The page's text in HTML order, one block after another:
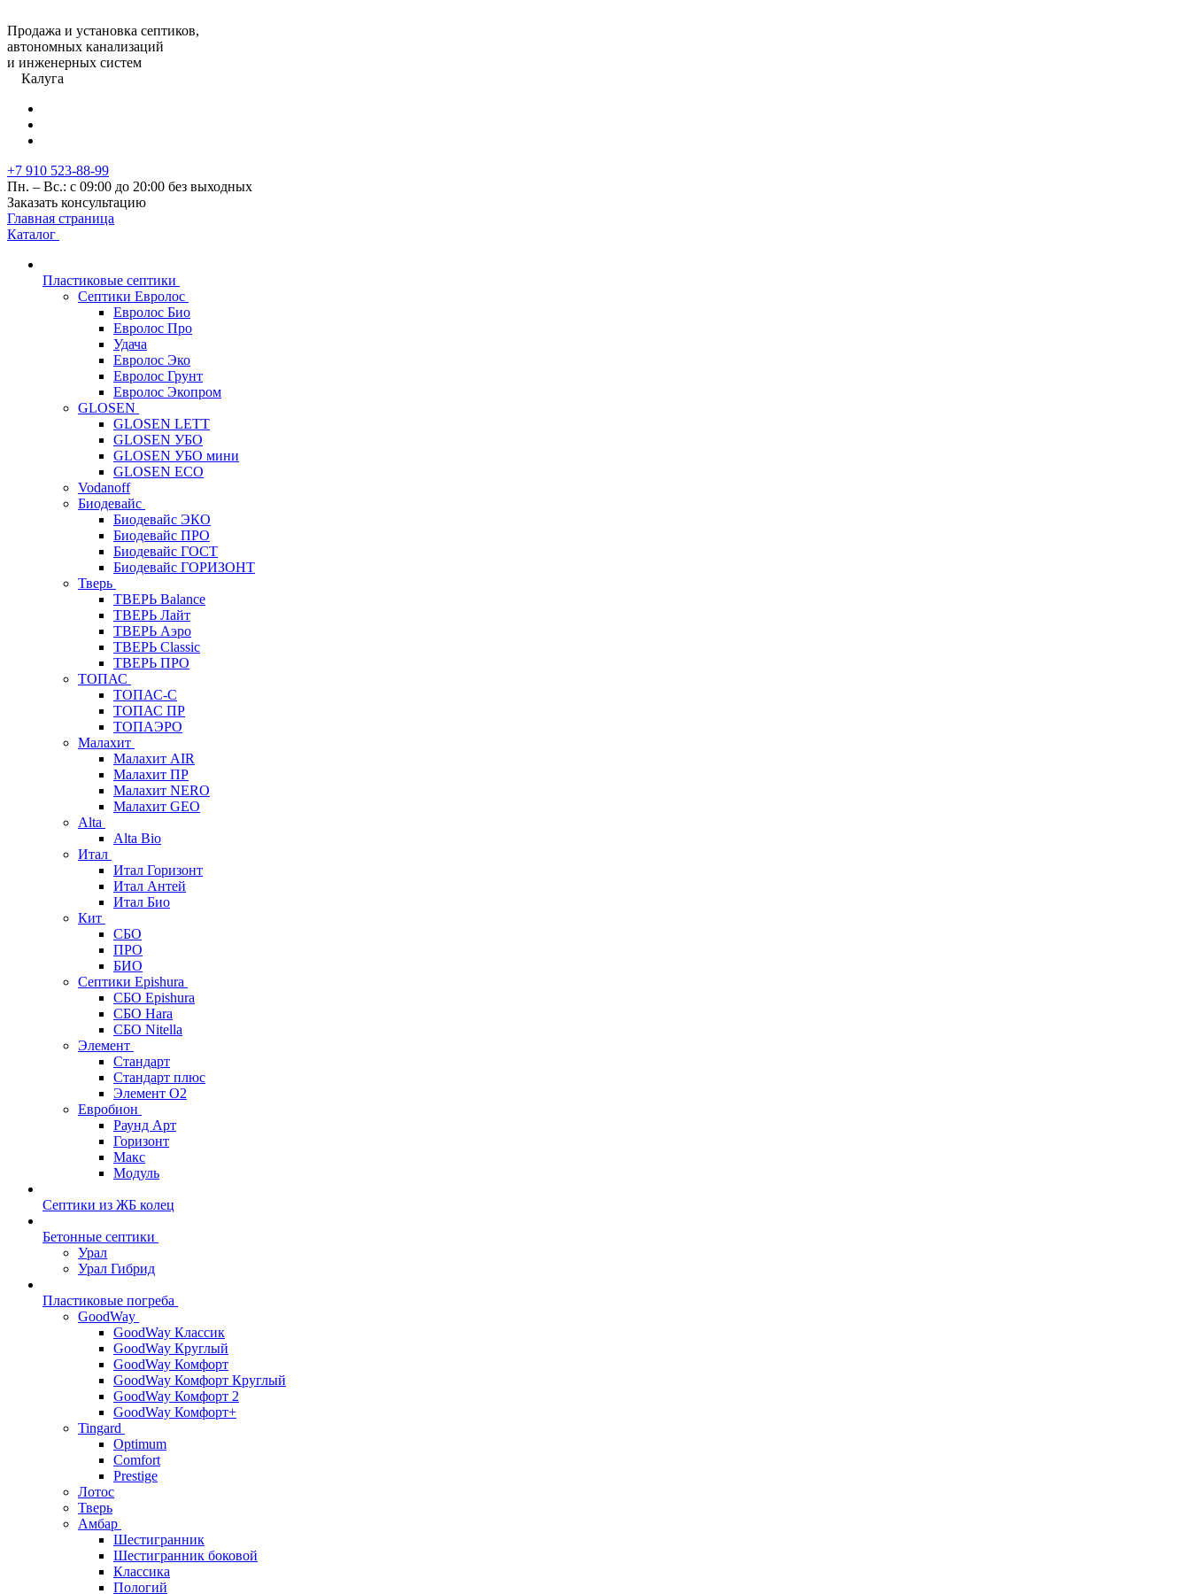
Продажа и установка септиков,
автономных канализаций
и инженерных систем
Калуга
+7 910 523-88-99
Пн. – Вс.: с 09:00 до 20:00 без выходных
Заказать консультацию
Главная страница
Каталог
Пластиковые септики
Септики Евролос
Евролос Био
Евролос Про
Удача
Евролос Эко
Евролос Грунт
Евролос Экопром
GLOSEN
GLOSEN LETT
GLOSEN УБО
GLOSEN УБО мини
GLOSEN ECO
Vodanoff
Биодевайс
Биодевайс ЭКО
Биодевайс ПРО
Биодевайс ГОСТ
Биодевайс ГОРИЗОНТ
Тверь
ТВЕРЬ Balance
ТВЕРЬ Лайт
ТВЕРЬ Аэро
ТВЕРЬ Classic
ТВЕРЬ ПРО
ТОПАС
ТОПАС-С
ТОПАС ПР
ТОПАЭРО
Малахит
Малахит AIR
Малахит ПР
Малахит NERO
Малахит GEO
Alta
Alta Bio
Итал
Итал Горизонт
Итал Антей
Итал Био
Кит
СБО
ПРО
БИО
Септики Epishura
СБО Epishura
СБО Hara
СБО Nitella
Элемент
Стандарт
Стандарт плюс
Элемент О2
Евробион
Раунд Арт
Горизонт
Макс
Модуль
Септики из ЖБ колец
Бетонные септики
Урал
Урал Гибрид
Пластиковые погреба
GoodWay
GoodWay Классик
GoodWay Круглый
GoodWay Комфорт
GoodWay Комфорт Круглый
GoodWay Комфорт 2
GoodWay Комфорт+
Tingard
Optimum
Comfort
Prestige
Лотос
Тверь
Амбар
Шестигранник
Шестигранник боковой
Классика
Пологий